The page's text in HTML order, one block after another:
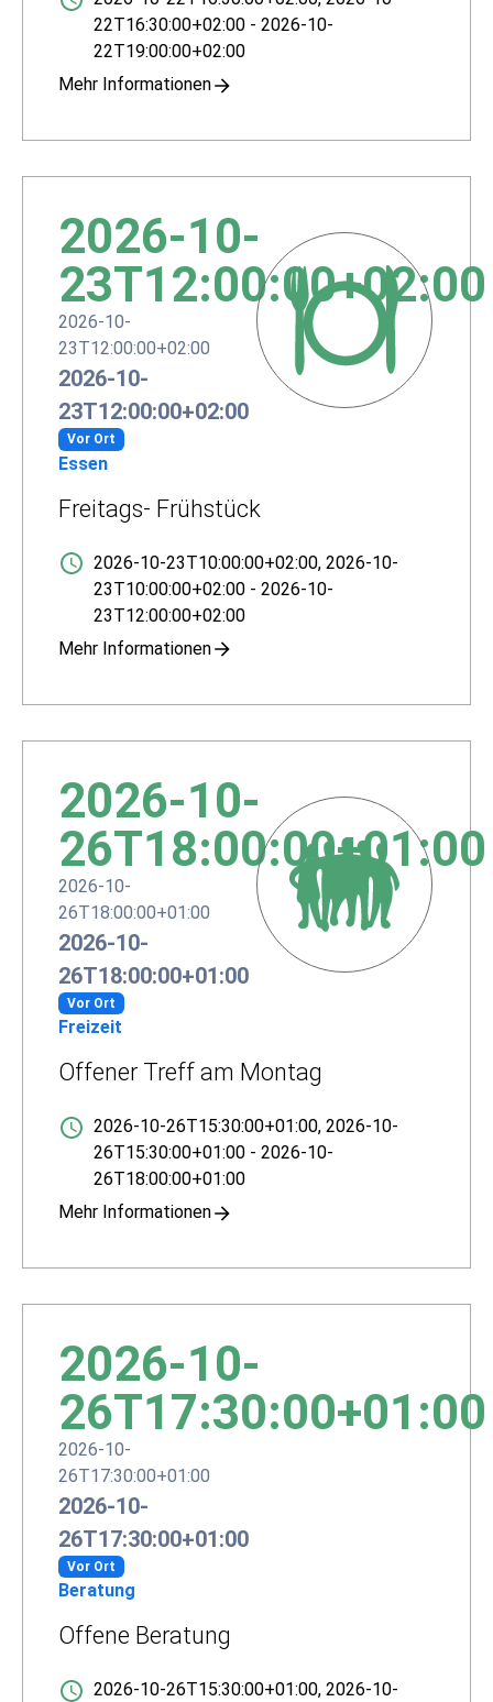
22T16:30:00+02:00 - 2026-10-
22T19:00:00+02:00
Mehr Informationen
2026-10-
23T12:00:00+02:00
2026-10-
23T12:00:00+02:00
2026-10-
23T12:00:00+02:00
Essen
Vor Ort
Freitags- Frühstück
2026-10-23T10:00:00+02:00, 2026-10-
23T10:00:00+02:00 - 2026-10-
23T12:00:00+02:00
Mehr Informationen
2026-10-
26T18:00:00+01:00
2026-10-
26T18:00:00+01:00
2026-10-
26T18:00:00+01:00
Freizeit
Vor Ort
Offener Treff am Montag
2026-10-26T15:30:00+01:00, 2026-10-
26T15:30:00+01:00 - 2026-10-
26T18:00:00+01:00
Mehr Informationen
2026-10-
26T17:30:00+01:00
2026-10-
26T17:30:00+01:00
2026-10-
26T17:30:00+01:00
Beratung
Vor Ort
Offene Beratung
2026-10-26T15:30:00+01:00, 2026-10-